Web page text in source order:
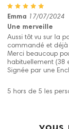
Emma 17/07/2024
Une merveille
Aussi tôt vu sur la
commandé et déjà
Merci beaucoup
habituellement (38
Signée par une
5 hors de 5 les